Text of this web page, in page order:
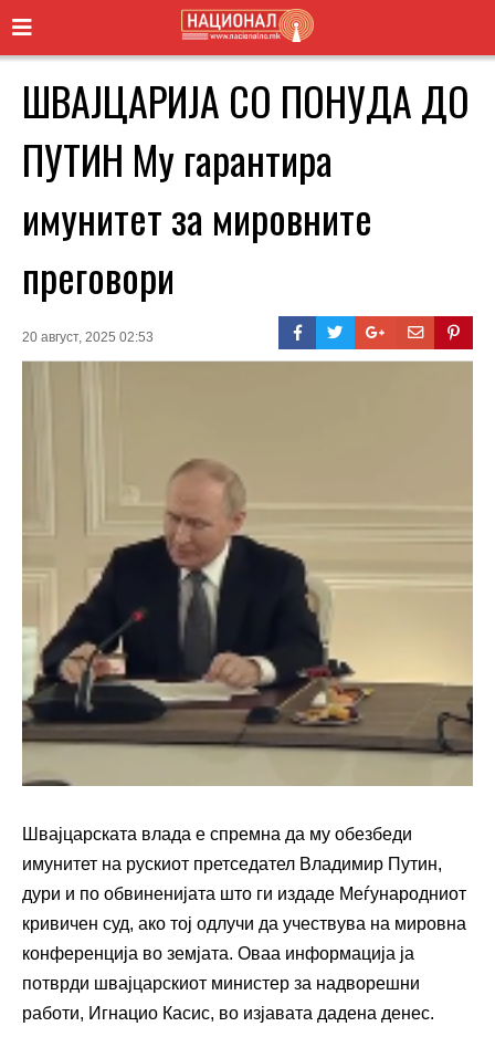
ШВАЈЦАРИЈА СО ПОНУДА ДО
ПУТИН Му гарантира
имунитет за мировните
преговори
20 август, 2025 02:53
Швајцарската влада е спремна да му обезбеди
имунитет на рускиот претседател Владимир Путин,
дури и по обвиненијата што ги издаде Меѓународниот
кривичен суд, ако тој одлучи да учествува на мировна
конференција во земјата. Оваа информација ја
потврди швајцарскиот министер за надворешни
работи, Игнацио Касис, во изјавата дадена денес.